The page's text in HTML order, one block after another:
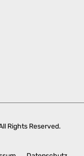
Rights Reserved.